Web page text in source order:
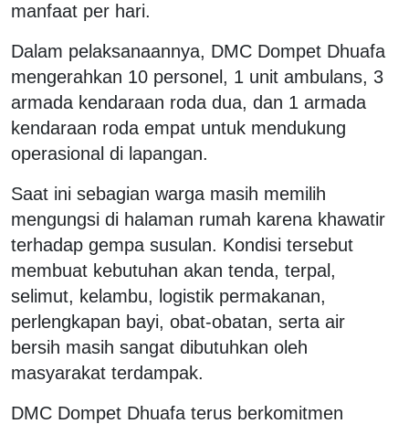
manfaat per hari.
Dalam pelaksanaannya, DMC Dompet Dhuafa
mengerahkan 10 personel, 1 unit ambulans, 3
armada kendaraan roda dua, dan 1 armada
kendaraan roda empat untuk mendukung
operasional di lapangan.
Saat ini sebagian warga masih memilih
mengungsi di halaman rumah karena khawatir
terhadap gempa susulan. Kondisi tersebut
membuat kebutuhan akan tenda, terpal,
selimut, kelambu, logistik permakanan,
perlengkapan bayi, obat-obatan, serta air
bersih masih sangat dibutuhkan oleh
masyarakat terdampak.
DMC Dompet Dhuafa terus berkomitmen